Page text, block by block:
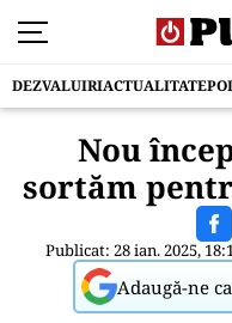
DEZVALUIRIACTUALITATE
Nou
sortăm
Publicat: 28 ian. 2025,
Adaugă-ne